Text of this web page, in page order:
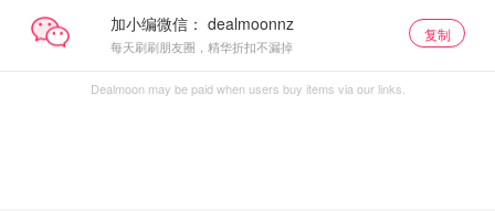
加小编微信：
每天刷刷朋友圈，精华折扣不漏掉
复制
Dealmoon may be paid when users buy items via our links.